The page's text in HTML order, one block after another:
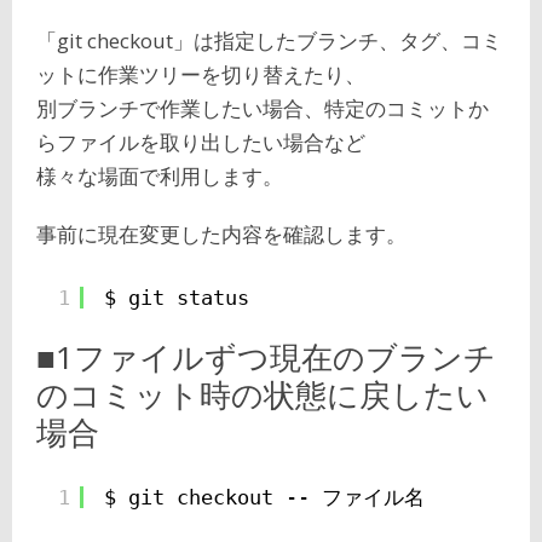
「git checkout」は指定したブランチ、タグ、コミ
ットに作業ツリーを切り替えたり、
別ブランチで作業したい場合、特定のコミットか
らファイルを取り出したい場合など
様々な場面で利用します。
事前に現在変更した内容を確認します。
1 $ git status
■1ファイルずつ現在のブランチ
のコミット時の状態に戻したい
場合
1 $ git checkout -- ファイル名